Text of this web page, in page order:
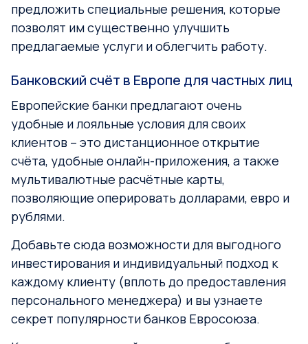
предложить специальные решения, которые
позволят им существенно улучшить
предлагаемые услуги и облегчить работу.
Банковский счёт в Европе для частных лиц
Европейские банки предлагают очень
удобные и лояльные условия для своих
клиентов – это дистанционное открытие
счёта, удобные онлайн-приложения, а также
мультивалютные расчётные карты,
позволяющие оперировать долларами, евро и
рублями.
Добавьте сюда возможности для выгодного
инвестирования и индивидуальный подход к
каждому клиенту (вплоть до предоставления
персонального менеджера) и вы узнаете
секрет популярности банков Евросоюза.